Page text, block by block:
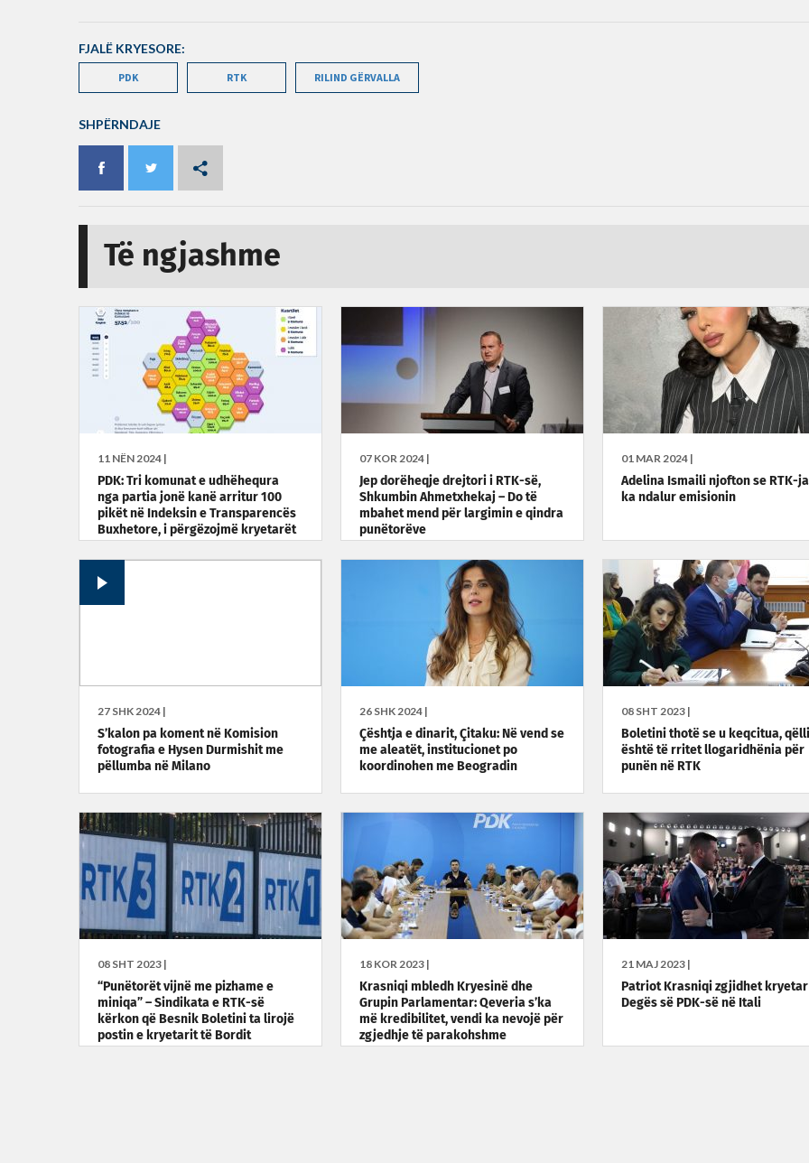
FJALË KRYESORE:
PDK RTK RILIND GËRVALLA
SHPËRNDAJE
Të ngjashme
11 NËN 2024 |
PDK: Tri komunat e udhëhequra
nga partia jonë kanë arritur 100
pikët në Indeksin e Transparencës
Buxhetore, i përgëzojmë kryetarët
07 KOR 2024 |
Jep dorëheqje drejtori i RTK-së,
Shkumbin Ahmetxhekaj – Do të
mbahet mend për largimin e qindra
punëtorëve
01 MAR 2024 |
Adelina Ismaili njofton se RTK-
ka ndalur emisionin
27 SHK 2024 |
S’kalon pa koment në Komision
fotografia e Hysen Durmishit me
pëllumba në Milano
26 SHK 2024 |
Çështja e dinarit, Çitaku: Në vend se
me aleatët, institucionet po
koordinohen me Beogradin
08 SHT 2023 |
Boletini thotë se u keqcitua,
është të rritet llogaridhënia për
punën në RTK
08 SHT 2023 |
“Punëtorët vijnë me pizhame e
miniqa” – Sindikata e RTK-së
kërkon që Besnik Boletini ta lirojë
postin e kryetarit të Bordit
18 KOR 2023 |
Krasniqi mbledh Kryesinë dhe
Grupin Parlamentar: Qeveria s’ka
më kredibilitet, vendi ka nevojë për
zgjedhje të parakohshme
21 MAJ 2023 |
Patriot Krasniqi zgjidhet
Degës së PDK-së në Itali